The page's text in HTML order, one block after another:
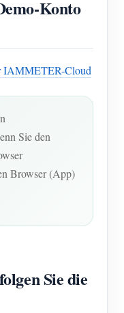
Konto
IAMMETER-Cloud
Sie den
Browser (App)
Sie die